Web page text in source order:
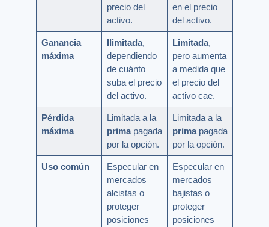
precio del
activo.
en el precio
del activo.
Ganancia
máxima
Ilimitada,
dependiendo
de cuánto
suba el precio
del activo.
Limitada,
pero aumenta
a medida que
el precio del
activo cae.
Pérdida
máxima
Limitada a la
primapagada
por la opción.
Limitada a la
primapagada
por la opción.
Uso común
Especular en
mercados
alcistas o
proteger
posiciones
Especular en
mercados
bajistas o
proteger
posiciones